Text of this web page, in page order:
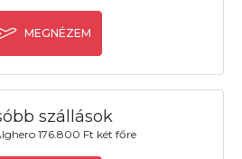
MEGNÉZEM
szállások
176.800 Ft két főre